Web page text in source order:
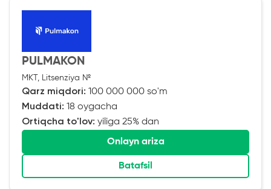
PULMAKON
MKT, Litsenziya №
Qarz miqdori: 100 000 000 so'm
Muddati: 18 oygacha
Ortiqcha to'lov: yiliga 25% dan
Onlayn ariza
Batafsil